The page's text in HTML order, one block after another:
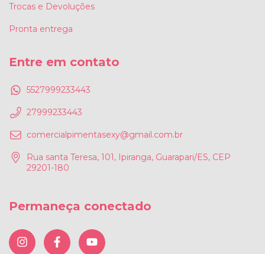
Trocas e Devoluções
Pronta entrega
Entre em contato
5527999233443
27999233443
comercialpimentasexy@gmail.com.br
Rua santa Teresa, 101, Ipiranga, Guarapari/ES, CEP
29201-180
Permaneça conectado